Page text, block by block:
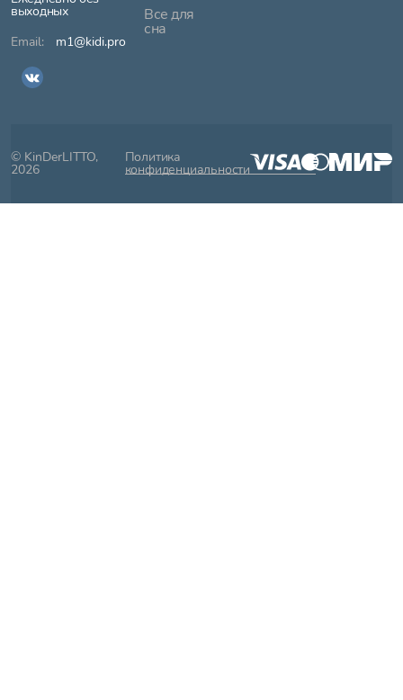
выходных
m1@kidi.pro
Все для
сна
© KinDerLITTO,
2026
Политика
конфиденциальности